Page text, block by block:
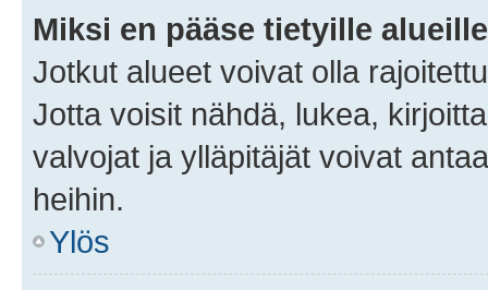
Miksi en pääse tietyille
Jotkut alueet voivat olla
Jotta voisit nähdä, lukea,
valvojat ja ylläpitäjät voivat
heihin.
Ylös